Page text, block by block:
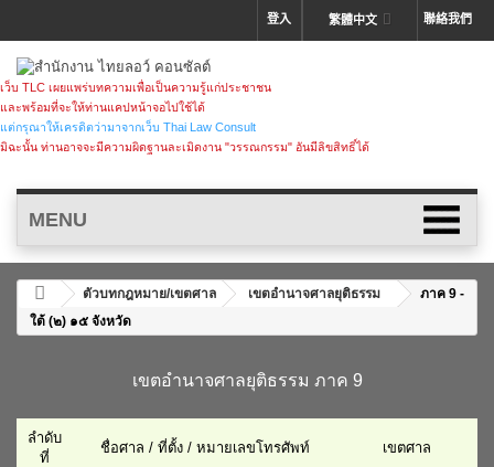
聯絡我們
繁體中文
登入
เว็บ TLC เผยแพร่บทความเพื่อเป็นความรู้แก่ประชาชน
และพร้อมที่จะให้ท่านแคปหน้าจอไปใช้ได้
แต่กรุณาให้เครดิตว่ามาจากเว็บ Thai Law Consult
มิฉะนั้น ท่านอาจจะมีความผิดฐานละเมิดงาน "วรรณกรรม" อันมีลิขสิทธิ์ได้
MENU
ตัวบทกฎหมาย/เขตศาล เขตอำนาจศาลยุติธรรม
ภาค 9 -
ใต้ (๒) ๑๕ จังหวัด
เขตอำนาจศาลยุติธรรม ภาค 9
ลำดับ
ที่
ชื่อศาล / ที่ตั้ง / หมายเลขโทรศัพท์ เขตศาล